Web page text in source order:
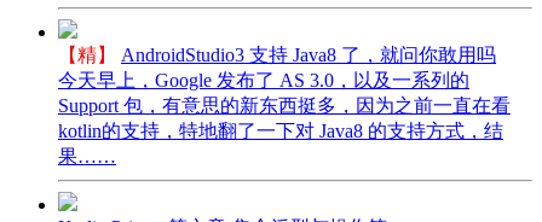
【精】
AndroidStudio3 支持 Java8 了，就问你敢用吗
今天早上，Google 发布了 AS 3.0，以及一系列的
Support 包，有意思的新东西挺多，因为之前一直在看
kotlin的支持，特地翻了一下对 Java8 的支持方式，结
果……